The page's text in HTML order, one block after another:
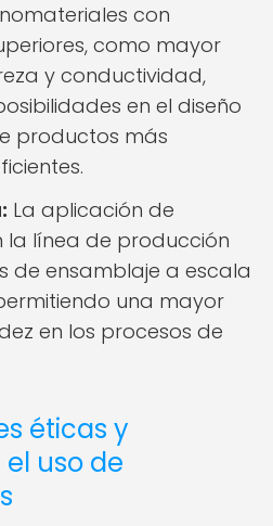
con
como mayor
y conductividad,
en el diseño
productos más
La aplicación de
la línea de producción
de ensamblaje a escala
una mayor
en los procesos de
éticas y
uso de